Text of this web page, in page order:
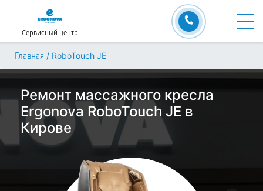
Сервисный центр
Главная / RoboTouch JE
Ремонт массажного кресла
Ergonova RoboTouch JE в
Кирове